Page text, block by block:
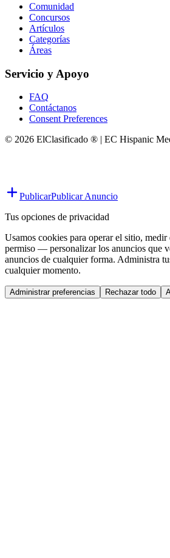
Comunidad
Concursos
Artículos
Categorías
Áreas
Servicio y Apoyo
FAQ
Contáctanos
Consent Preferences
© 2026 ElClasificado ® | EC Hispanic
PublicarPublicar Anuncio
Tus opciones de privacidad
Usamos cookies para operar el sitio,
permiso — personalizar los anuncios que
anuncios de cualquier forma. Administra
cualquier momento.
Administrar preferencias Rechazar todo